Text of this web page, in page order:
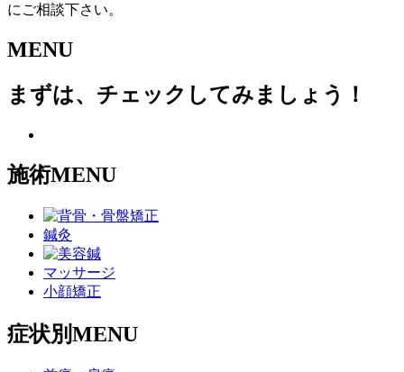
にご相談下さい。
MENU
まずは、チェックしてみましょう！
施術MENU
鍼灸
マッサージ
小顔矯正
症状別MENU